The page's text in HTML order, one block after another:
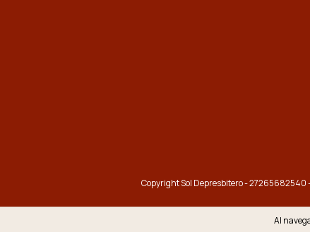
Al
Copyright Sol Depresbitero - 27265682540